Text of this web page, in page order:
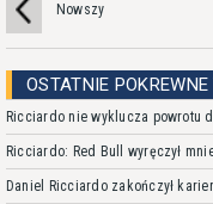
Nowszy
OSTATNIE
Ricciardo nie wyklucza powrotu
Ricciardo: Red Bull wyręczył
Daniel Ricciardo zakończył